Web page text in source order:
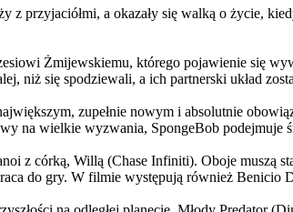
przyjaciółmi, a okazały się walką o życie,
Żmijewskiemu, którego pojawienie się
niż się spodziewali, a ich partnerski układ
zupełnie nowym i absolutnie
na wielkie wyzwania, SpongeBob podejmuje
córką, Willą (Chase Infiniti). Oboje muszą
do gry. W filmie występują również Benicio